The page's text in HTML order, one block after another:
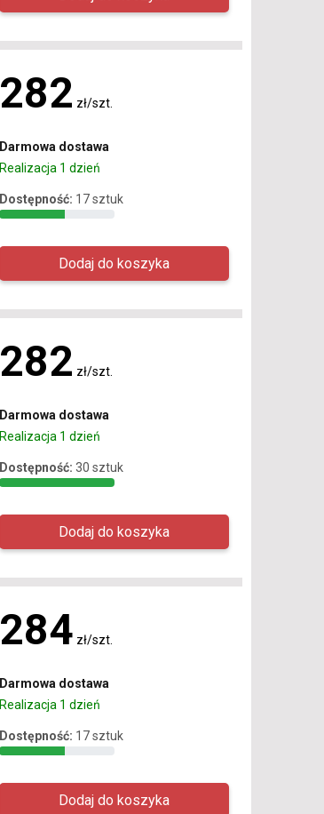
282 zł/szt.
Darmowa dostawa
Realizacja 1 dzień
Dostępność: 17 sztuk
282 zł/szt.
Darmowa dostawa
Realizacja 1 dzień
Dostępność: 30 sztuk
284 zł/szt.
Darmowa dostawa
Realizacja 1 dzień
Dostępność: 17 sztuk